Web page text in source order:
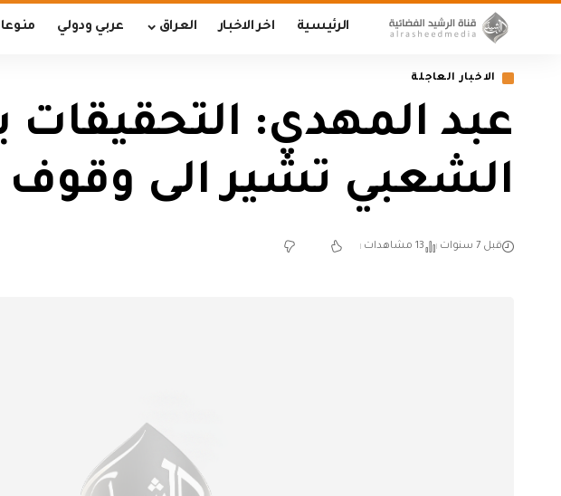
الرئيسية اخر الاخبار العراق عربي ودولي
الاخبار العاجلة
عبد المهدي:
الشعبي تشير الى وقوف
قبل 7 سنوات 13 مشاهدات